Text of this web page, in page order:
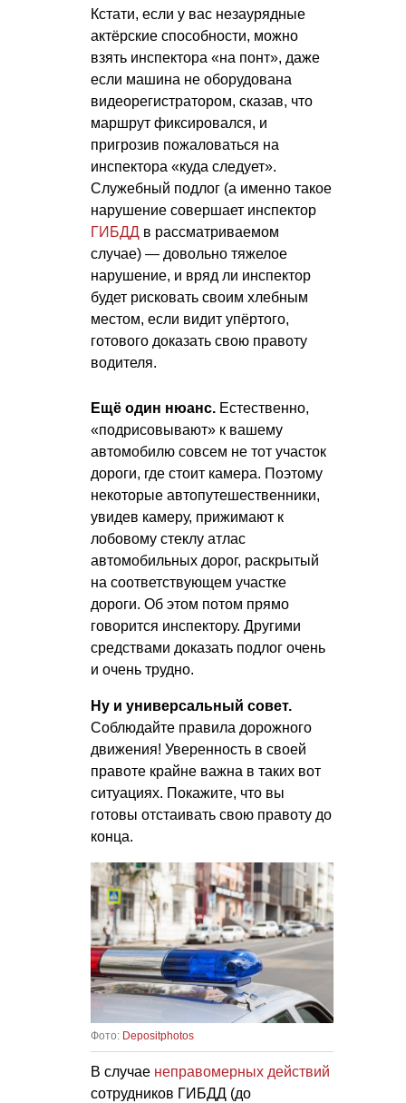
Кстати, если у вас незаурядные
актёрские способности, можно
взять инспектора «на понт», даже
если машина не оборудована
видеорегистратором, сказав, что
маршрут фиксировался, и
пригрозив пожаловаться на
инспектора «куда следует».
Служебный подлог (а именно такое
нарушение совершает инспектор
ГИБДД в рассматриваемом
случае) — довольно тяжелое
нарушение, и вряд ли инспектор
будет рисковать своим хлебным
местом, если видит упёртого,
готового доказать свою правоту
водителя.
Ещё один нюанс. Естественно,
«подрисовывают» к вашему
автомобилю совсем не тот участок
дороги, где стоит камера. Поэтому
некоторые автопутешественники,
увидев камеру, прижимают к
лобовому стеклу атлас
автомобильных дорог, раскрытый
на соответствующем участке
дороги. Об этом потом прямо
говорится инспектору. Другими
средствами доказать подлог очень
и очень трудно.
Ну и универсальный совет.
Соблюдайте правила дорожного
движения! Уверенность в своей
правоте крайне важна в таких вот
ситуациях. Покажите, что вы
готовы отстаивать свою правоту до
конца.
Фото: Depositphotos
В случае неправомерных действий
сотрудников ГИБДД (до